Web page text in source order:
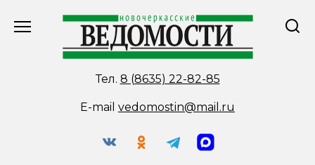
Тел. 8 (8635) 22-82-85
E-mail vedomostin@mail.ru